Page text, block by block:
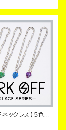
ックレス【５色×